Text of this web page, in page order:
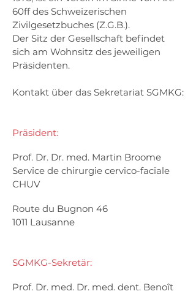
60ff des Schweizerischen
Zivilgesetzbuches (Z.G.B.).
Der Sitz der Gesellschaft befindet
sich am Wohnsitz des jeweiligen
Präsidenten.
Kontakt über das Sekretariat SGMKG:
Präsident:
Prof. Dr. Dr. med. Martin Broome
Service de chirurgie cervico-faciale
CHUV
Route du Bugnon 46
1011 Lausanne
SGMKG-Sekretär:
Prof. Dr. med. Dr. med. dent. Benoît